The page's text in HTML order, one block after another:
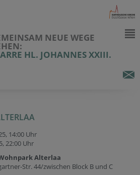
NEUE WEGE
HL. JOHANNES XXIII.
14:00 Uhr
22:00 Uhr
Alterlaa
Str. 44/zwischen Block B und C